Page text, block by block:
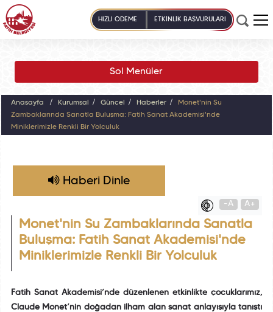
HIZLI ÖDEME ETKİNLİK BAŞVURULARI
Sol Menüler
Anasayfa Kurumsal Güncel Haberler
Monet'nin Su
Zambaklarında Sanatla Buluşma: Fatih Sanat Akademisi'nde
Miniklerimizle Renkli Bir Yolculuk
Haberi Dinle
-A A+
Monet'nin Su Zambaklarında Sanatla
Buluşma: Fatih Sanat Akademisi'nde
Miniklerimizle Renkli Bir Yolculuk
Fatih Sanat Akademisi’nde düzenlenen etkinlikte çocuklarımız,
Claude Monet’nin doğadan ilham alan sanat anlayışıyla tanıştı